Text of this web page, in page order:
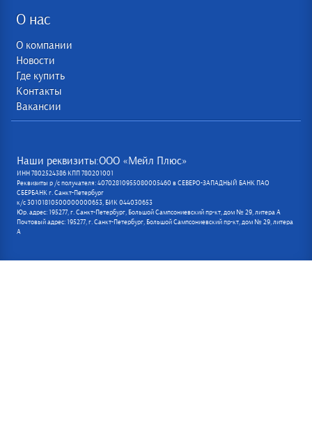
О нас
О компании
Новости
Где купить
Контакты
Вакансии
Наши реквизиты:ООО «Мейл Плюс»
ИНН 7802524386 КПП 780201001
Реквизиты р /с получателя: 40702810955080005460 в СЕВЕРО-ЗАПАДНЫЙ БАНК ПАО
СБЕРБАНК г. Санкт-Петербург
к/с 30101810500000000653, БИК 044030653
Юр. адрес: 195277, г. Санкт-Петербург, Большой Сампсониевский пр-кт, дом № 29, литера А
Почтовый адрес: 195277, г. Санкт-Петербург, Большой Сампсониевский пр-кт, дом № 29, литера
А